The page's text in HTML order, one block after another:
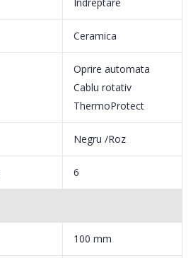
Ceramica
Oprire automata
Cablu rotativ
ThermoProtect
Negru /Roz
6
100 mm